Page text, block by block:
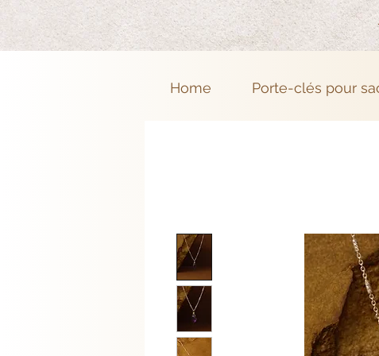
Home Porte-clés pour